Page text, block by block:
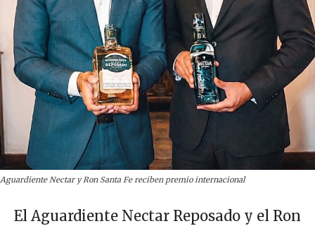
Aguardiente Nectar y Ron Santa Fe reciben premio internacional
El Aguardiente Nectar Reposado y el Ron